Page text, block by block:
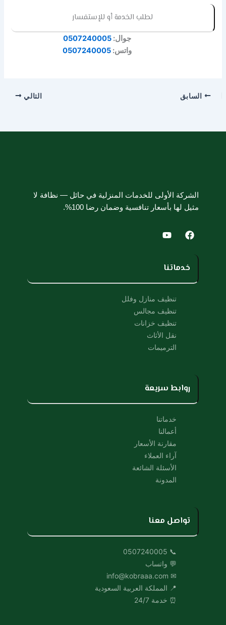
لطلب الخدمة أو للإستفسار
جوال:0507240005
واتس:0507240005
السابق التالي
الشركة الأولى للخدمات المنزلية في حائل — نظافة لا
مثيل لها بأسعار تنافسية وضمان رضا 100%.
F
a
b
o
Y
o
u
e
خدماتنا
تنظيف منازل وفلل
تنظيف مجالس
تنظيف خزانات
نقل الأثاث
الترميمات
روابط سريعة
خدماتنا
أعمالنا
مقارنة الأسعار
آراء العملاء
الأسئلة الشائعة
المدونة
تواصل معنا
📞 0507240005
💬 واتساب
✉ info@kobraaa.com
📍 المملكة العربية السعودية
⏰ خدمة 24/7